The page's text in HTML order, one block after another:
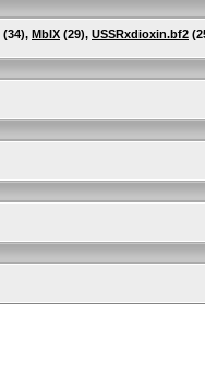
(34), MbIX (29), USSRxdioxin.bf2